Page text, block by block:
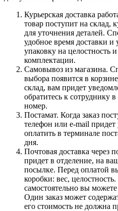
Курьерская доставка
товар поступит на склад,
для уточнения деталей.
удобное время доставки и
упаковку на целостность
комплектации.
Самовывоз из магазина.
выбора появится в
склад, вам придет
обратитесь к сотруднику
номер.
Постамат. Когда заказ
телефон или e-mail
оплатить в терминале
дня.
Почтовая доставка через
придет в отделение, на
посылке. Перед оплатой
коробки: вес,
самостоятельно вы
Один заказ может
его стоимость не должна